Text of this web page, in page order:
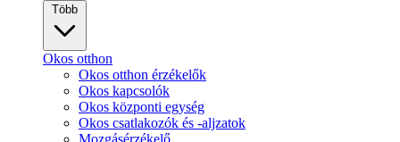
Okos otthon
Okos otthon érzékelők
Okos kapcsolók
Okos központi egység
Okos csatlakozók és -aljzatok
Mozgásérzékelő